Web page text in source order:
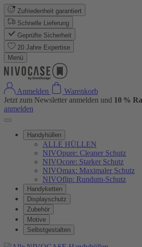
Zufriedenheit garantiert
Schnelle Lieferung
Geprüfte Sicherheit
20 Jahre Expertise
Menü
Anmelden
Warenkorb
Jetzt zum Newsletter anmelden und 10 %
anmelden
Handyhüllen
ALLE HÜLLEN
NIVOpure: Cleaner Schutz
NIVOcore: Starker Schutz
NIVOmax: Maximaler Schutz
NIVOflip: Rundum-Schutz
Handyketten
Displayschutz
Zubehör
Motive
Selbstgestalten